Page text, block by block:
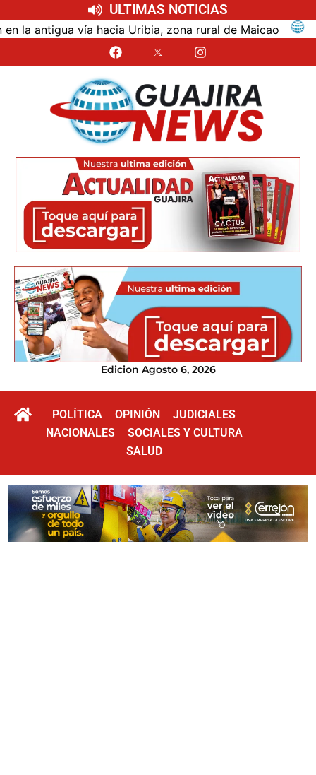
ULTIMAS NOTICIAS
vía hacia Uribia, zona rural de Maicao
Edicion Agosto 6, 2026
POLÍTICA OPINIÓN
JUDICIALES
NACIONALES
SOCIALES Y CULTURA
SALUD